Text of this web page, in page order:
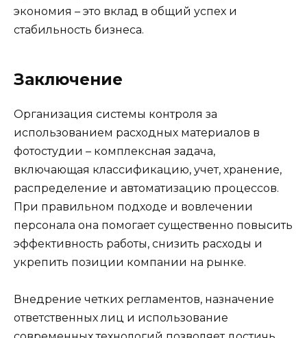
экономия – это вклад в общий успех и
стабильность бизнеса.
Заключение
Организация системы контроля за
использованием расходных материалов в
фотостудии – комплексная задача,
включающая классификацию, учет, хранение,
распределение и автоматизацию процессов.
При правильном подходе и вовлечении
персонала она помогает существенно повысить
эффективность работы, снизить расходы и
укрепить позиции компании на рынке.
Внедрение четких регламентов, назначение
ответственных лиц и использование